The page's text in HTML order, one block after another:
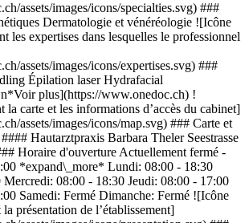
assets/images/icons/specialties.svg) ###
Dermatologie et vénéréologie ![Icône
les expertises dans lesquelles le professionnel
assets/images/icons/expertises.svg) ###
Épilation laser Hydrafacial
plus](https://www.onedoc.ch) !
la carte et les informations d’accès du cabinet]
assets/images/icons/map.svg) ### Carte et
Hautarztpraxis Barbara Theler Seestrasse
Horaire d'ouverture Actuellement fermé -
*expand\_more* Lundi: 08:00 - 18:30
08:00 - 18:30 Jeudi: 08:00 - 17:00
Samedi: Fermé Dimanche: Fermé ![Icône
présentation de l’établissement]